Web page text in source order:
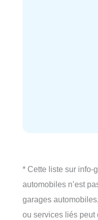
* Cette liste sur info-
automobiles n’est
garages
ou services liés peut